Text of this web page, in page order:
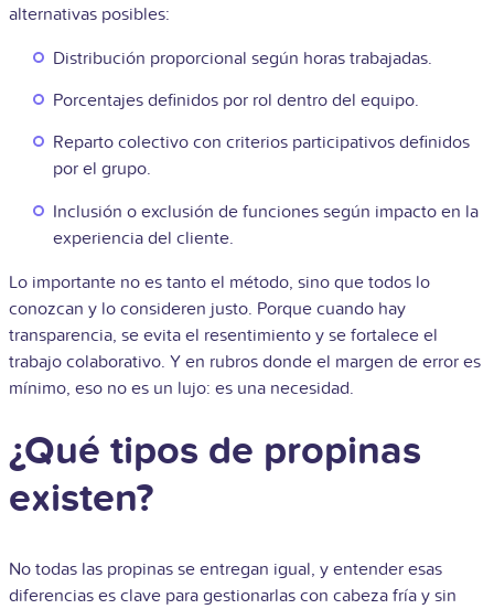
alternativas posibles:
Distribución proporcional según horas trabajadas.
Porcentajes definidos por rol dentro del equipo.
Reparto colectivo con criterios participativos definidos
por el grupo.
Inclusión o exclusión de funciones según impacto en la
experiencia del cliente.
Lo importante no es tanto el método, sino que todos lo
conozcan y lo consideren justo. Porque cuando hay
transparencia, se evita el resentimiento y se fortalece el
trabajo colaborativo. Y en rubros donde el margen de error es
mínimo, eso no es un lujo: es una necesidad.
¿Qué tipos de propinas
existen?
No todas las propinas se entregan igual, y entender esas
diferencias es clave para gestionarlas con cabeza fría y sin